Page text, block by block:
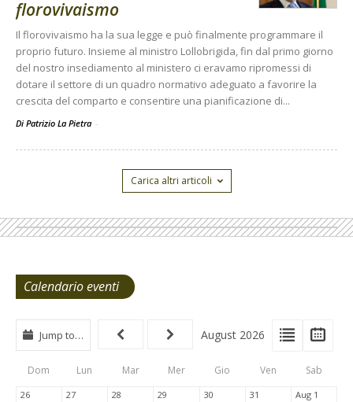
florovivaismo
Il florovivaismo ha la sua legge e può finalmente programmare il
proprio futuro. Insieme al ministro Lollobrigida, fin dal primo giorno
del nostro insediamento al ministero ci eravamo ripromessi di
dotare il settore di un quadro normativo adeguato a favorire la
crescita del comparto e consentire una pianificazione di...
Di Patrizio La Pietra -
Carica altri articoli
Calendario eventi
View
Type
Tabs
View
List
Jump to… August 2026
Dom Lun Mar Mer Gio Ven Sab
26 27 28 29 30 31 Aug 1